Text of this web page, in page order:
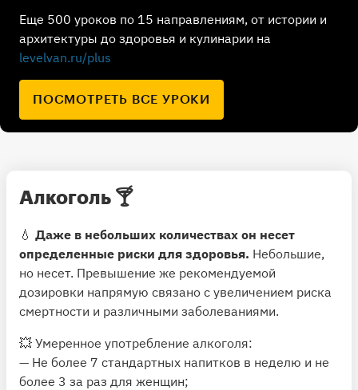
Еще 500 уроков по 15 направлениям, от истории и
архитектуры до здоровья и кулинарии на
levelvan.ru/plus
ПОСМОТРЕТЬ ВСЕ УРОКИ
Алкоголь 🍸
💧 Даже в небольших количествах он несет
определенные риски для здоровья. Небольшие,
но несет. Превышение же рекомендуемой
дозировки напрямую связано с увеличением риска
смертности и различными заболеваниями.
💥 Умеренное употребление алкоголя:
— Не более 7 стандартных напитков в неделю и не
более 3 за раз для женщин;